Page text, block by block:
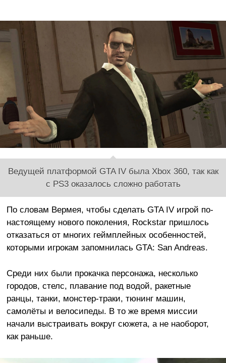
Ведущей платформой GTA IV была Xbox 360, так как
с PS3 оказалось сложно работать
По словам Вермея, чтобы сделать GTA IV игрой по-
настоящему нового поколения, Rockstar пришлось
отказаться от многих геймплейных особенностей,
которыми игрокам запомнилась GTA: San Andreas.
Среди них были прокачка персонажа, несколько
городов, стелс, плавание под водой, ракетные
ранцы, танки, монстер-траки, тюнинг машин,
самолёты и велосипеды. В то же время миссии
начали выстраивать вокруг сюжета, а не наоборот,
как раньше.